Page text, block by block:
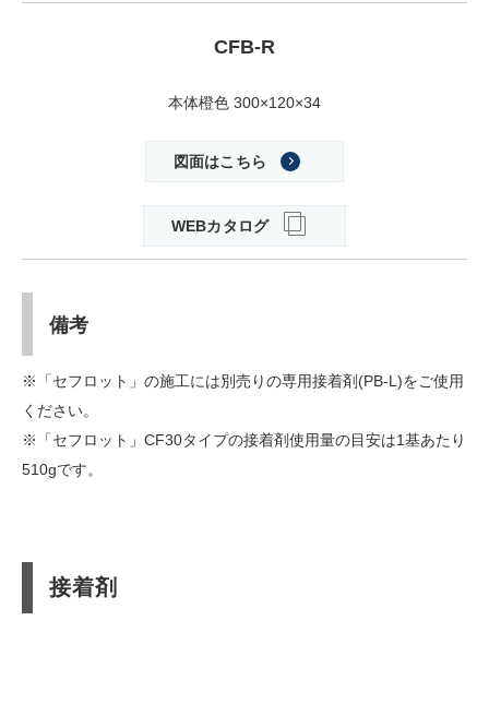
CFB-R
本体橙色 300×120×34
図面はこちら
WEBカタログ
備考
※「セフロット」の施工には別売りの専用接着剤(PB-L)をご使用
ください。
※「セフロット」CF30タイプの接着剤使用量の目安は1基あたり
510gです。
接着剤